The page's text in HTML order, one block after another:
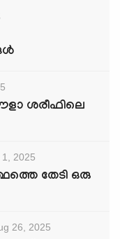
ശരീഫിലെ
1, 2025
തേടി ഒരു
26, 2025